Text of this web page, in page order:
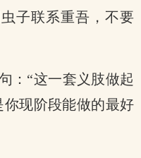
子联系重吾，不要
：“这一套义肢做起
现阶段能做的最好